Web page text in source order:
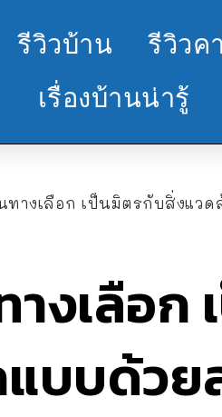
รีวิวบ้าน รีวิวค
เรื่องบ้านน่ารู้
ทางเลือก เป็นมิตรกับสิ่งแว
งเลือก
บบด้วย